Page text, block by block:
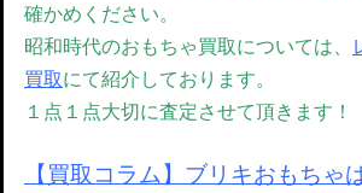
確かめください。
昭和時代のおもちゃ買取については、
買取にて紹介しております。
１点１点大切に査定させて頂きます！
【買取コラム】ブリキおもちゃ